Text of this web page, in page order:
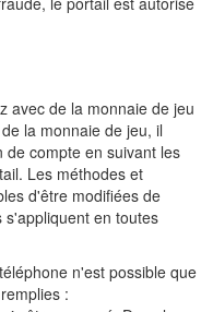
avec de la monnaie de jeu
la monnaie de jeu, il
compte en suivant les
Les méthodes et
d'être modifiées de
en toutes
n'est possible que
: